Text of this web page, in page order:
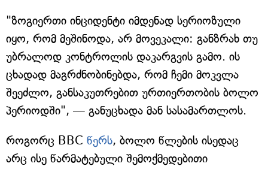
"ზოგიერთი ინციდენტი იმდენად სერიოზული
იყო, რომ მეშინოდა, არ მოვეკალი: განზრახ თუ
უბრალოდ კონტროლის დაკარგვის გამო. ის
ცხადად მაგრძნობინებდა, რომ ჩემი მოკვლა
შეეძლო, განსაკუთრებით ურთიერთობის ბოლო
პერიოდში", — განუცხადა მან სასამართლოს.
როგორც BBC წერს, ბოლო წლების ისედაც
არც ისე წარმატებული შემოქმედებითი